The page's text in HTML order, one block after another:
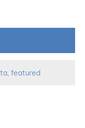
, featured